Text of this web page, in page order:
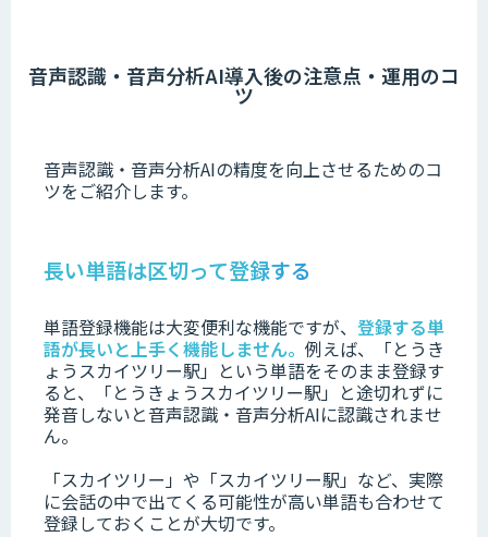
音声認識・音声分析AI導入後の注意点・運用のコ
ツ
音声認識・音声分析AIの精度を向上させるためのコ
ツをご紹介します。
長い単語は区切って登録する
単語登録機能は大変便利な機能ですが、 登録する単
語が長いと上手く機能しません。 例えば、「とうき
ょうスカイツリー駅」という単語をそのまま登録す
ると、「とうきょうスカイツリー駅」と途切れずに
発音しないと音声認識・音声分析AIに認識されませ
ん。
「スカイツリー」や「スカイツリー駅」など、実際
に会話の中で出てくる可能性が高い単語も合わせて
登録しておくことが大切です。